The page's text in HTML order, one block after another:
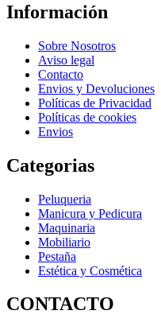
Información
Sobre Nosotros
Aviso legal
Contacto
Envios y Devoluciones
Políticas de Privacidad
Políticas de cookies
Envios
Categorias
Peluqueria
Manicura y Pedicura
Maquinaria
Mobiliario
Pestaña
Estética y Cosmética
CONTACTO